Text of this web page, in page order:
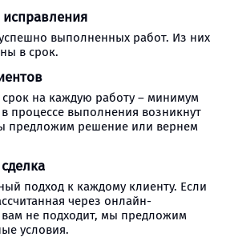
выполненных работ. Из них
в срок.
на каждую работу – минимум
процессе выполнения возникнут
предложим решение или вернем
подход к каждому клиенту. Если
через онлайн-
вам не подходит, мы предложим
условия.